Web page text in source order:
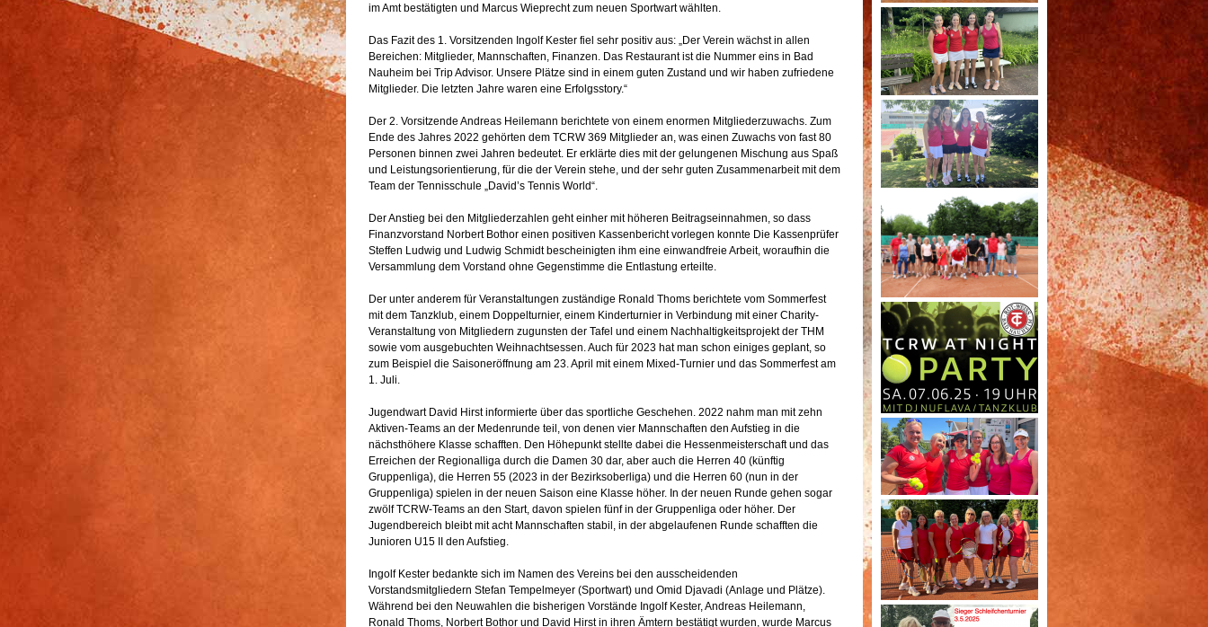
im Amt bestätigten und Marcus Wieprecht zum neuen Sportwart wählten.
Das Fazit des 1. Vorsitzenden Ingolf Kester fiel sehr positiv aus: „Der Verein wächst in allen
Bereichen: Mitglieder, Mannschaften, Finanzen. Das Restaurant ist die Nummer eins in Bad
Nauheim bei Trip Advisor. Unsere Plätze sind in einem guten Zustand und wir haben zufriedene
Mitglieder. Die letzten Jahre waren eine Erfolgsstory.“
Der 2. Vorsitzende Andreas Heilemann berichtete von einem enormen Mitgliederzuwachs. Zum
Ende des Jahres 2022 gehörten dem TCRW 369 Mitglieder an, was einen Zuwachs von fast 80
Personen binnen zwei Jahren bedeutet. Er erklärte dies mit der gelungenen Mischung aus Spaß
und Leistungsorientierung, für die der Verein stehe, und der sehr guten Zusammenarbeit mit dem
Team der Tennisschule „David’s Tennis World“.
Der Anstieg bei den Mitgliederzahlen geht einher mit höheren Beitragseinnahmen, so dass
Finanzvorstand Norbert Bothor einen positiven Kassenbericht vorlegen konnte Die Kassenprüfer
Steffen Ludwig und Ludwig Schmidt bescheinigten ihm eine einwandfreie Arbeit, woraufhin die
Versammlung dem Vorstand ohne Gegenstimme die Entlastung erteilte.
Der unter anderem für Veranstaltungen zuständige Ronald Thoms berichtete vom Sommerfest
mit dem Tanzklub, einem Doppelturnier, einem Kinderturnier in Verbindung mit einer Charity-
Veranstaltung von Mitgliedern zugunsten der Tafel und einem Nachhaltigkeitsprojekt der THM
sowie vom ausgebuchten Weihnachtsessen. Auch für 2023 hat man schon einiges geplant, so
zum Beispiel die Saisoneröffnung am 23. April mit einem Mixed-Turnier und das Sommerfest am
1. Juli.
Jugendwart David Hirst informierte über das sportliche Geschehen. 2022 nahm man mit zehn
Aktiven-Teams an der Medenrunde teil, von denen vier Mannschaften den Aufstieg in die
nächsthöhere Klasse schafften. Den Höhepunkt stellte dabei die Hessenmeisterschaft und das
Erreichen der Regionalliga durch die Damen 30 dar, aber auch die Herren 40 (künftig
Gruppenliga), die Herren 55 (2023 in der Bezirksoberliga) und die Herren 60 (nun in der
Gruppenliga) spielen in der neuen Saison eine Klasse höher. In der neuen Runde gehen sogar
zwölf TCRW-Teams an den Start, davon spielen fünf in der Gruppenliga oder höher. Der
Jugendbereich bleibt mit acht Mannschaften stabil, in der abgelaufenen Runde schafften die
Junioren U15 II den Aufstieg.
Ingolf Kester bedankte sich im Namen des Vereins bei den ausscheidenden
Vorstandsmitgliedern Stefan Tempelmeyer (Sportwart) und Omid Djavadi (Anlage und Plätze).
Während bei den Neuwahlen die bisherigen Vorstände Ingolf Kester, Andreas Heilemann,
Ronald Thoms, Norbert Bothor und David Hirst in ihren Ämtern bestätigt wurden, wurde Marcus